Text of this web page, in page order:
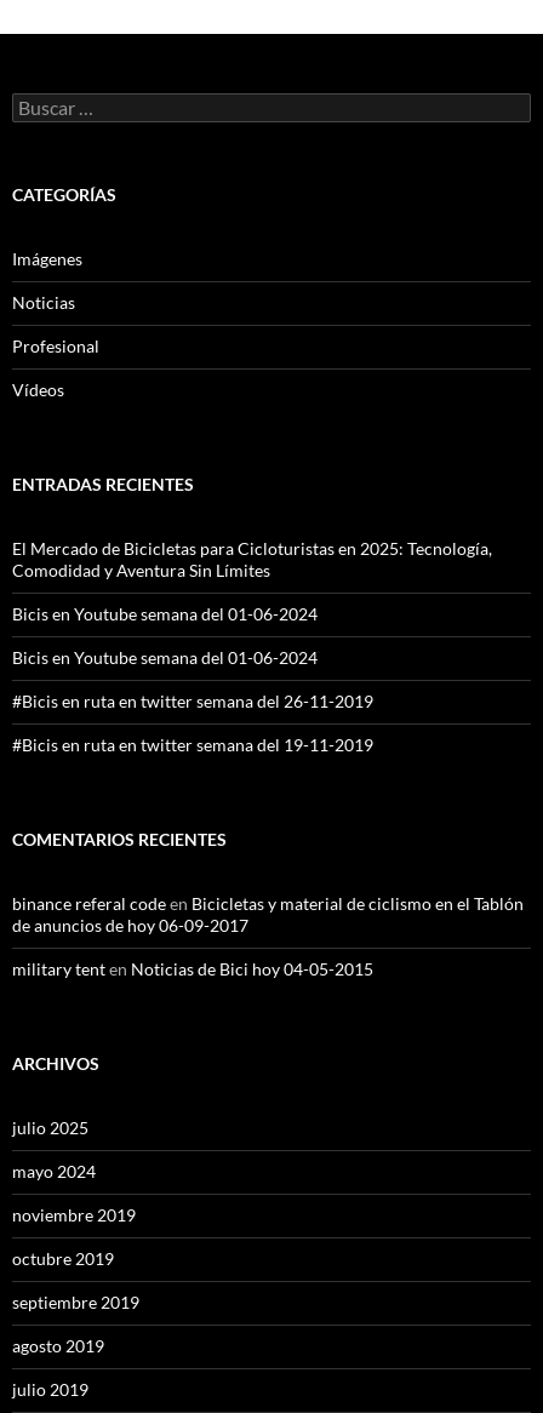
Buscar:
CATEGORÍAS
Imágenes
Noticias
Profesional
Vídeos
ENTRADAS RECIENTES
El Mercado de Bicicletas para Cicloturistas en 2025: Tecnología,
Comodidad y Aventura Sin Límites
Bicis en Youtube semana del 01-06-2024
Bicis en Youtube semana del 01-06-2024
#Bicis en ruta en twitter semana del 26-11-2019
#Bicis en ruta en twitter semana del 19-11-2019
COMENTARIOS RECIENTES
binance referal codeen Bicicletas y material de ciclismo en el Tablón
de anuncios de hoy 06-09-2017
military tenten Noticias de Bici hoy 04-05-2015
ARCHIVOS
julio 2025
mayo 2024
noviembre 2019
octubre 2019
septiembre 2019
agosto 2019
julio 2019